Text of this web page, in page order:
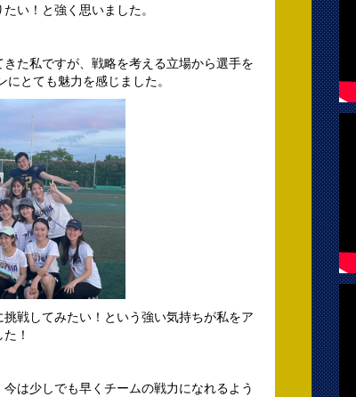
い！と強く思いました。
た私ですが、戦略を考える立場から選手を
とても魅力を感じました。
戦してみたい！という強い気持ちが私をア
！
は少しでも早くチームの戦力になれるよう